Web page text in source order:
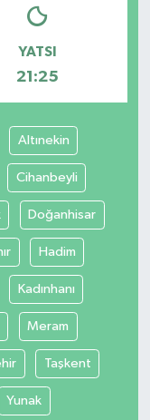
YATSI
21:25
Altınekin
Cihanbeyli
Doğanhisar
Hadim
Kadınhanı
Meram
Taşkent
Yunak